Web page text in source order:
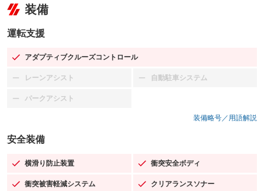
装備
運転支援
アダプティブクルーズコントロール
：装備あり
レーンアシスト
：装備なし 自動駐車システム
：装備なし
パークアシスト
：装備なし
装備略号／用語解説
安全装備
横滑り防止装置
：装備あり 衝突安全ボディ
：装備あり
衝突被害軽減システム
：装備あり クリアランスソナー
：装備あり